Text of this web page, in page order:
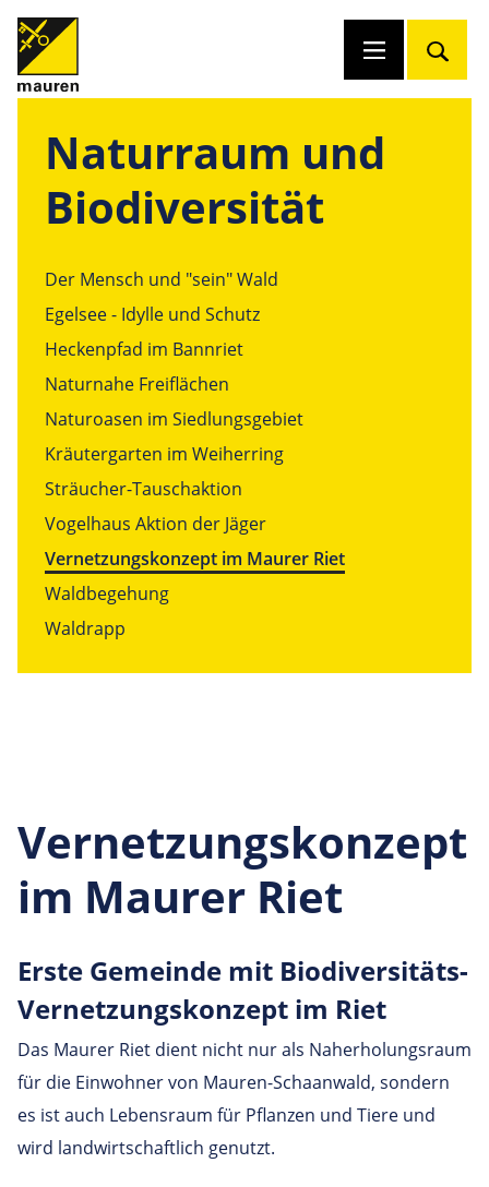
Naturraum und
Biodiversität
Der Mensch und "sein" Wald
Egelsee - Idylle und Schutz
Heckenpfad im Bannriet
Naturnahe Freiflächen
Naturoasen im Siedlungsgebiet
Kräutergarten im Weiherring
Sträucher-Tauschaktion
Vogelhaus Aktion der Jäger
Vernetzungskonzept im Maurer Riet
Waldbegehung
Waldrapp
Vernetzungskonzept
im Maurer Riet
Erste Gemeinde mit Biodi­ver­si­täts-
Ver­net­zungs­kon­zept im Riet
Das Maurer Riet dient nicht nur als Naherholungsraum
für die Einwohner von Mauren-Schaanwald, sondern
es ist auch Lebensraum für Pflanzen und Tiere und
wird landwirtschaftlich genutzt.